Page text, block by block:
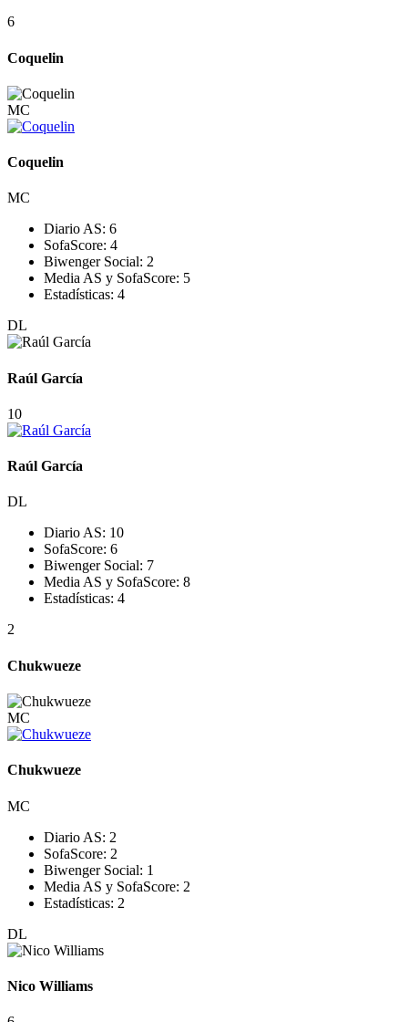
6
Coquelin
MC
Coquelin
MC
Diario AS: 6
SofaScore: 4
Biwenger Social: 2
Media AS y SofaScore: 5
Estadísticas: 4
DL
Raúl García
10
Raúl García
DL
Diario AS: 10
SofaScore: 6
Biwenger Social: 7
Media AS y SofaScore: 8
Estadísticas: 4
2
Chukwueze
MC
Chukwueze
MC
Diario AS: 2
SofaScore: 2
Biwenger Social: 1
Media AS y SofaScore: 2
Estadísticas: 2
DL
Nico Williams